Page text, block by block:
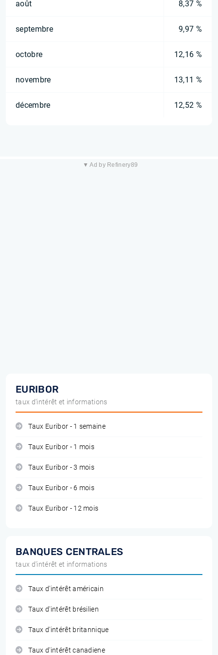
août 8,37 %
septembre 9,97 %
octobre 12,16 %
novembre 13,11 %
décembre 12,52 %
▼ Ad by Refinery89
EURIBOR
taux d'intérêt et informations
Taux Euribor - 1 semaine
Taux Euribor - 1 mois
Taux Euribor - 3 mois
Taux Euribor - 6 mois
Taux Euribor - 12 mois
BANQUES CENTRALES
taux d'intérêt et informations
Taux d'intérêt américain
Taux d'intérêt brésilien
Taux d'intérêt britannique
Taux d'intérêt canadiene